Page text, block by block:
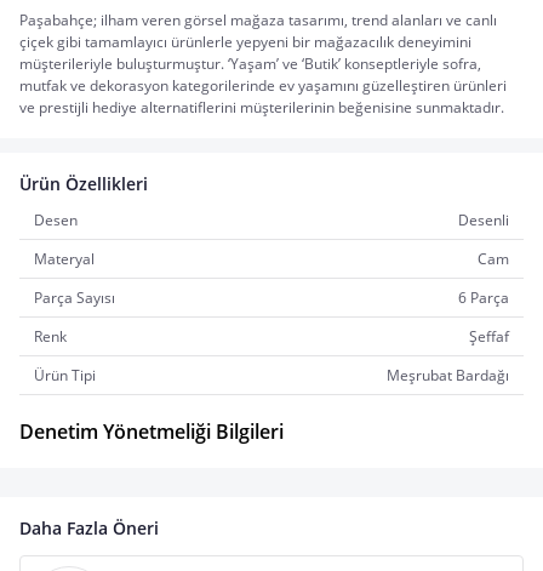
Paşabahçe; ilham veren görsel mağaza tasarımı, trend alanları ve canlı
çiçek gibi tamamlayıcı ürünlerle yepyeni bir mağazacılık deneyimini
müşterileriyle buluşturmuştur. ‘Yaşam’ ve ‘Butik’ konseptleriyle sofra,
mutfak ve dekorasyon kategorilerinde ev yaşamını güzelleştiren ürünleri
ve prestijli hediye alternatiflerini müşterilerinin beğenisine sunmaktadır.
Ürün Özellikleri
Desen
Desenli
Materyal
Cam
Parça Sayısı
6 Parça
Renk
Şeffaf
Ürün Tipi
Meşrubat Bardağı
Denetim Yönetmeliği Bilgileri
Daha Fazla Öneri